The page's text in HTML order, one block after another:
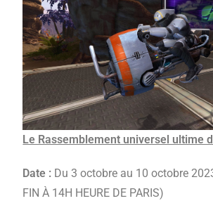
Le Rassemblement universel ultime
Date : Du 3 octobre au 10 octobre
FIN À 14H HEURE DE PARIS)